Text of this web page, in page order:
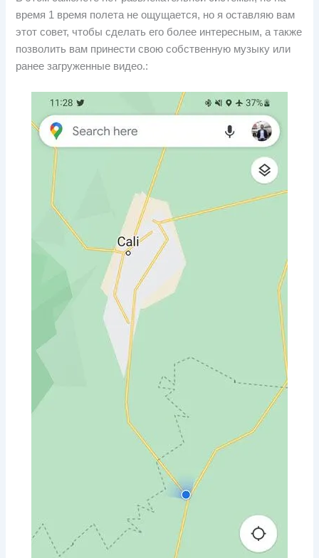
время 1 время полета не ощущается, но я оставляю вам
этот совет, чтобы сделать его более интересным, а также
позволить вам принести свою собственную музыку или
ранее загруженные видео.: